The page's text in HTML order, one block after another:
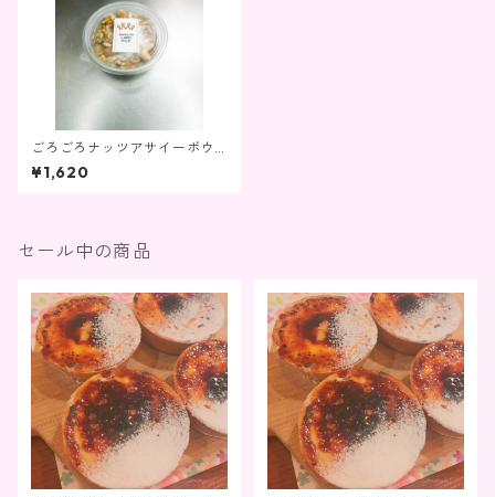
ごろごろナッツアサイーボウ
ル
¥1,620
セール中の商品